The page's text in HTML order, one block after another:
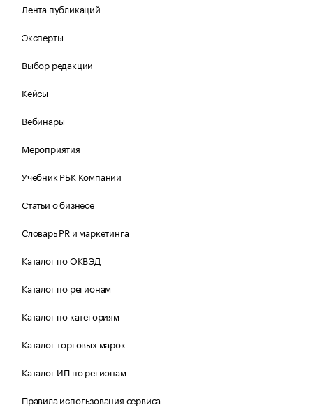
Лента публикаций
Эксперты
Выбор редакции
Кейсы
Вебинары
Мероприятия
Учебник РБК Компании
Статьи о бизнесе
Словарь PR и маркетинга
Каталог по ОКВЭД
Каталог по регионам
Каталог по категориям
Каталог торговых марок
Каталог ИП по регионам
Правила использования сервиса